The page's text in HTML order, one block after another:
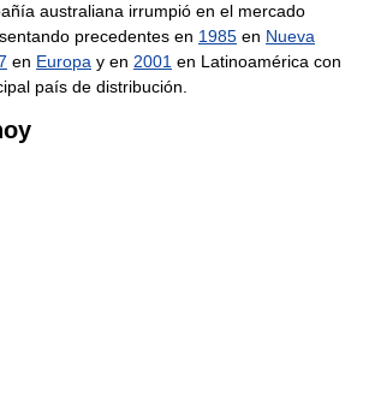
australiana irrumpió en el mercado
precedentes en 1985 en Nueva
en Europa y en 2001 en Latinoamérica con
país de distribución.